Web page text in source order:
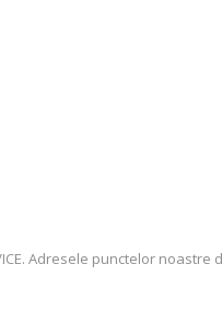
Adresele punctelor noastre